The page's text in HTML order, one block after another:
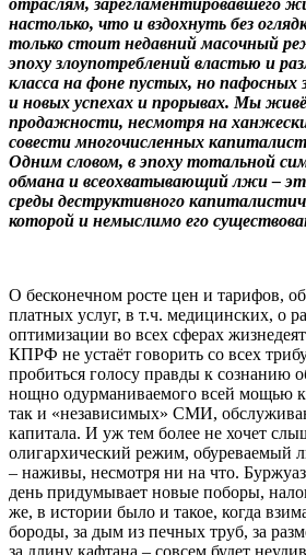
настолько, что и вздохнуть без
только стоит недавний масочный
эпоху злоупотреблений властью и
класса на фоне пустых, но пафосных
и новых успехах и прорывах. Мы
продажности, несмотря на
совести многочисленных
Одним словом, в эпоху тотальной
обмана и всеохватывающий лжи –
среды деструктивного
которой и немыслимо его
О бесконечном росте цен и тарифов,
платных услуг, в т.ч. медицинских, о
оптимизации во всех сферах
КПРФ не устаёт говорить со всех
пробиться голосу правды к сознанию
нощно одурманиваемого всей мощью
так и «независимых» СМИ,
капитала. И уж тем более не хочет
олигархический режим, обуреваемый
– наживы, несмотря ни на что.
день придумывает новые поборы,
же, в истории было и такое, когда
бороды, за дым из печных труб, за
за длину кафтана – совсем будет